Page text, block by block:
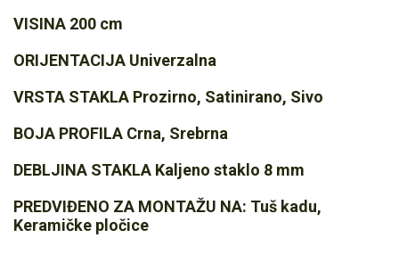
VISINA 200 cm
ORIJENTACIJA Univerzalna
VRSTA STAKLA Prozirno, Satinirano, Sivo
BOJA PROFILA Crna, Srebrna
DEBLJINA STAKLA Kaljeno staklo 8 mm
PREDVIĐENO ZA MONTAŽU NA: Tuš kadu,
Keramičke pločice